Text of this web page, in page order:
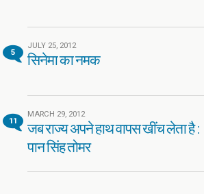
5
JULY 25, 2012
सिनेमा का नमक
11
MARCH 29, 2012
जब राज्य अपने हाथ वापस खींच लेता है :
पान सिंह तोमर